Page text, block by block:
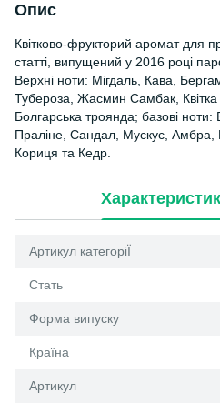
Опис
Квітково-фрукторий аромат для
статті, випущений у 2016 році
Верхні ноти: Мігдаль, Кава,
Тубероза, Жасмин Самбак, Квітка
Болгарська троянда; базові ноти:
Праліне, Сандал, Мускус, Амбра,
Кориця та Кедр.
Артикул категоріЇ
Стать
Форма випуску
Країна
Артикул